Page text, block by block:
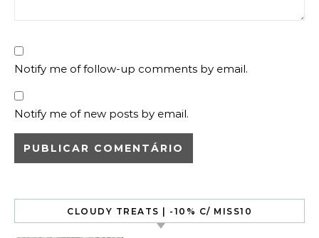
Notify me of follow-up comments by email.
Notify me of new posts by email.
CLOUDY TREATS | -10% C/ MISS10